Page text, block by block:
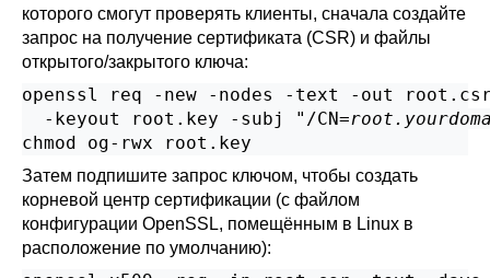
которого смогут проверять клиенты, сначала создайте
запрос на получение сертификата (CSR) и файлы
открытого/закрытого ключа:
openssl req -new -nodes -text -out
  -keyout root.key -subj "/CN=
chmod og-rwx root.key
Затем подпишите запрос ключом, чтобы создать
корневой центр сертификации (с файлом
конфигурации OpenSSL, помещённым в Linux в
расположение по умолчанию):